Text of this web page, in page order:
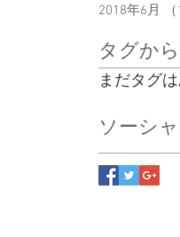
2018年6月
タグか
まだタグ
ソーシ